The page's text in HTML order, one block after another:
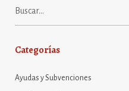
Categorías
Ayudas y Subvenciones